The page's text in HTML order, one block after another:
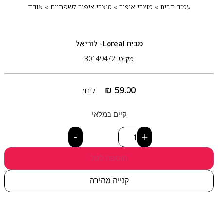
עמוד הבית» מוצרי איפור» מוצרי איפור לשפתיים» אודם
מבית Loreal- לוריאל
מק״ט: 30149472
₪ 59.00 ליח׳
קיים במלאי
- +
הוספה לסל
קנייה מהירה